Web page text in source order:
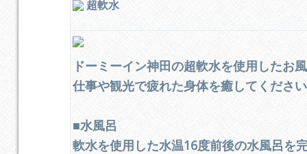
超軟水
ドーミーイン神田の超軟水を使用したお
仕事や観光で疲れた身体を癒してくださ
■水風呂
軟水を使用した水温16度前後の水風呂を